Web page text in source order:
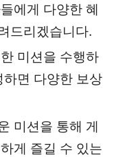
에게 다양한 혜
드리겠습니다.
미션을 수행하
면 다양한 보상
미션을 통해 게
게 즐길 수 있는